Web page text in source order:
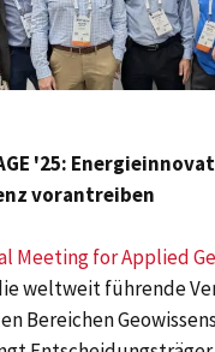
'25:
vorantreiben
Meeting for Applied
weltweit führende
Bereichen